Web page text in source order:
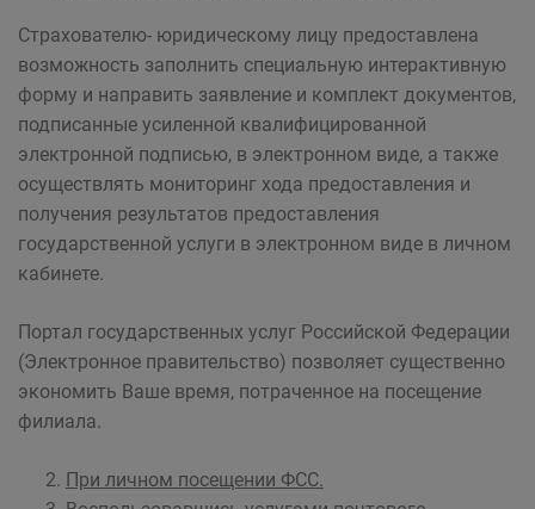
Страхователю- юридическому лицу предоставлена
возможность заполнить специальную интерактивную
форму и направить заявление и комплект документов,
подписанные усиленной квалифицированной
электронной подписью, в электронном виде, а также
осуществлять мониторинг хода предоставления и
получения результатов предоставления
государственной услуги в электронном виде в личном
кабинете.
Портал государственных услуг Российской Федерации
(Электронное правительство) позволяет существенно
экономить Ваше время, потраченное на посещение
филиала.
При личном посещении ФСС.